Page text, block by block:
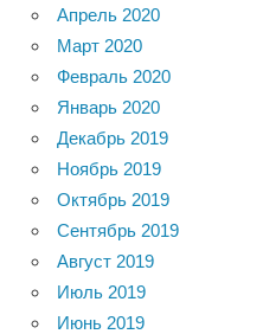
Апрель 2020
Март 2020
Февраль 2020
Январь 2020
Декабрь 2019
Ноябрь 2019
Октябрь 2019
Сентябрь 2019
Август 2019
Июль 2019
Июнь 2019